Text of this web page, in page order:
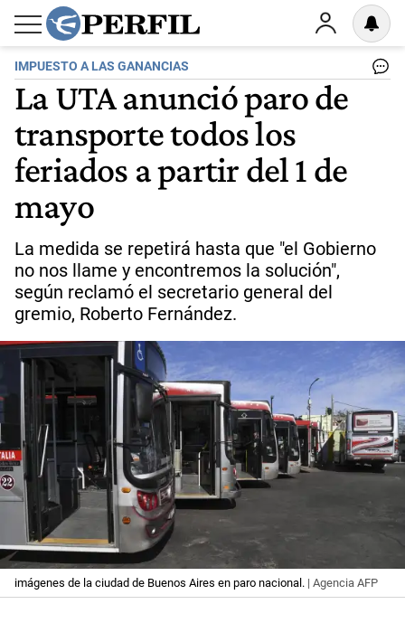
IMPUESTO A LAS GANANCIAS
La UTA anunció paro de
transporte todos los
feriados a partir del 1 de
mayo
La medida se repetirá hasta que "el Gobierno
no nos llame y encontremos la solución",
según reclamó el secretario general del
gremio, Roberto Fernández.
imágenes de la ciudad de Buenos Aires en paro nacional. | Agencia AFP